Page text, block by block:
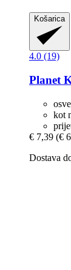
Košarica
4.0 (19)
Planet
kot
€ 7,39 (€
Dostava